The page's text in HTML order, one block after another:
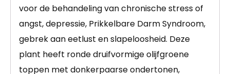
voor de behandeling van chronische stress of
angst, depressie, Prikkelbare Darm Syndroom,
gebrek aan eetlust en slapeloosheid. Deze
plant heeft ronde druifvormige olijfgroene
toppen met donkerpaarse ondertonen,